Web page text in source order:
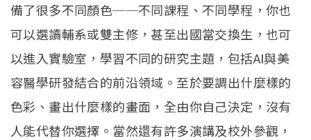
備了很多不同顏色──不同課程、不同學程，你也
可以選讀輔系或雙主修，甚至出國當交換生，也可
以進入實驗室，學習不同的研究主題，包括AI與美
容醫學研發結合的前沿領域。至於要調出什麼樣的
色彩、畫出什麼樣的畫面，全由你自己決定，沒有
人能代替你選擇。當然還有許多演講及校外參觀，